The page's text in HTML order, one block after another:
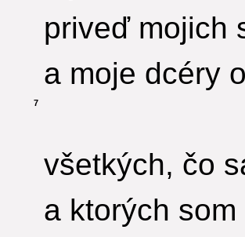
priveď mojich
a moje dcéry
7
všetkých, čo
a ktorých